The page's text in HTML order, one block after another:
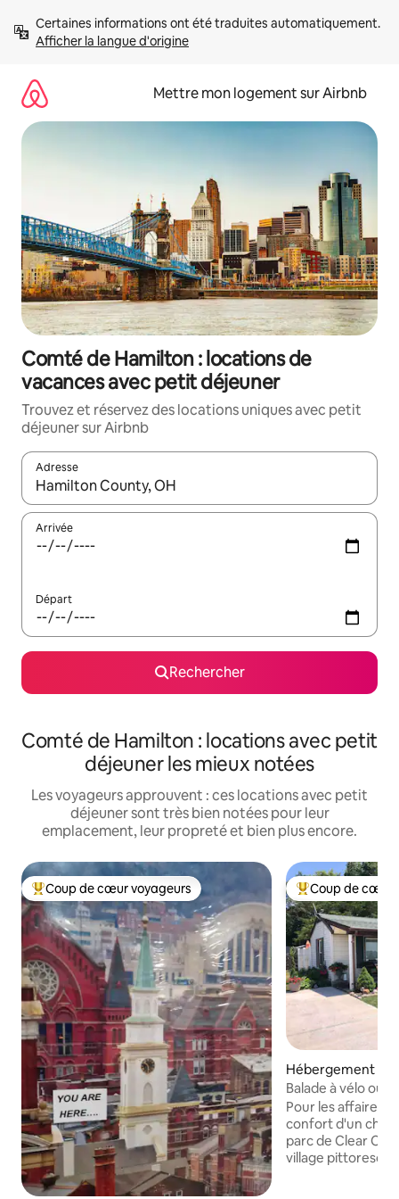
directement
Afficher la langue d'origine
Mettre mon logement sur Airbnb
Comté de Hamilton : locations de
vacances avec petit déjeuner
Trouvez et réservez des locations uniques avec petit
déjeuner sur Airbnb
Adresse
Lorsque les résultats s'affichent, utilisez les flèches vers le
Arrivée
Départ
Rechercher
Comté de Hamilton : locations avec petit
déjeuner les mieux notées
Les voyageurs approuvent : ces locations avec petit
déjeuner sont très bien notées pour leur
emplacement, leur propreté et bien plus encore.
Coups de cœur voyageurs les plus appréciés
Coup de cœur voyageurs Coups de cœur
Coup de cœur
Hébergement ⋅
Cincinnati
Balade à vélo ou
soleil
Pour les affaires
confort d'un
parc de Clear
village